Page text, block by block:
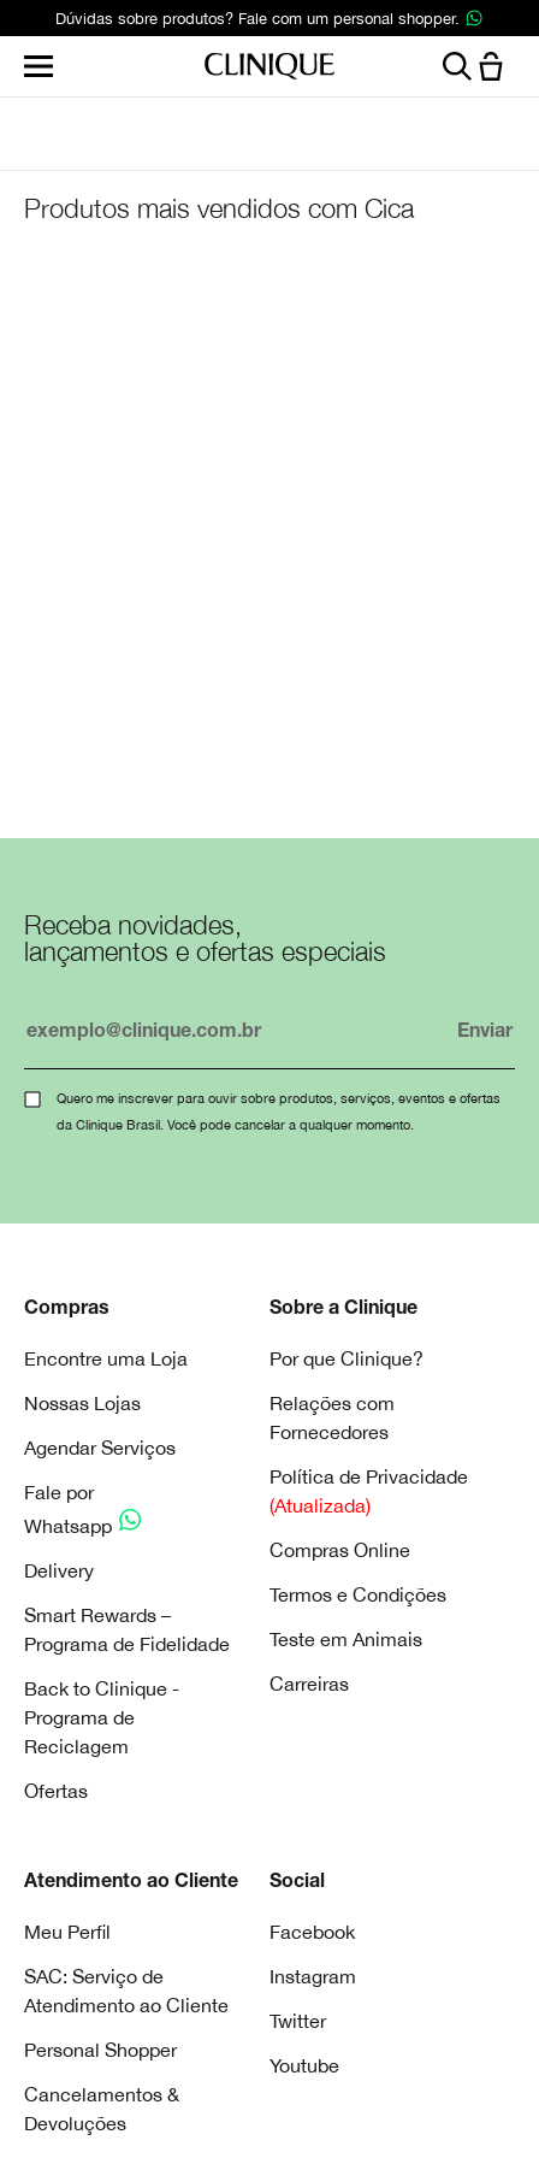
Dúvidas sobre produtos? Fale com um personal shopper.
Produtos mais vendidos com Cica
Receba novidades,
lançamentos e ofertas especiais
Quero me inscrever para ouvir sobre produtos, serviços, eventos e ofertas
da Clinique Brasil. Você pode cancelar a qualquer momento.
Compras
Encontre uma Loja
Nossas Lojas
Agendar Serviços
Fale por
Whatsapp
Delivery
Smart Rewards –
Programa de Fidelidade
Back to Clinique -
Programa de
Reciclagem
Ofertas
Sobre a Clinique
Por que Clinique?
Relações com
Fornecedores
Política de Privacidade
(Atualizada)
Compras Online
Termos e Condições
Teste em Animais
Carreiras
Atendimento ao Cliente
Meu Perfil
SAC: Serviço de
Atendimento ao Cliente
Personal Shopper
Cancelamentos &
Devoluções
Social
Facebook
Instagram
Twitter
Youtube